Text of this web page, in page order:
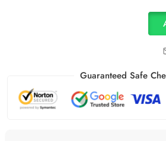
Guaranteed Safe